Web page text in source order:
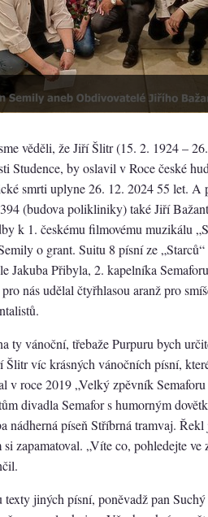
věděli, že Jiří Šlitr (15. 2. 1924 –
Studence, by oslavil v Roce české
smrti uplyne 26. 12. 2024 55 let. A
(budova polikliniky) také Jiří
k 1. českému filmovému muzikálu
o grant. Suitu 8 písní ze
Jakuba Přibyla, 2. kapelníka
nás udělal čtyřhlasou aranž pro
ty vánoční, třebaže Purpuru bych
víc krásných vánočních písní,
v roce 2019 „Velký zpěvník
divadla Semafor s humorným
nádherná píseň Stříbrná tramvaj.
zapamatoval. „Víte co, pohledejte ve
jiných písní, poněvadž pan Suchý